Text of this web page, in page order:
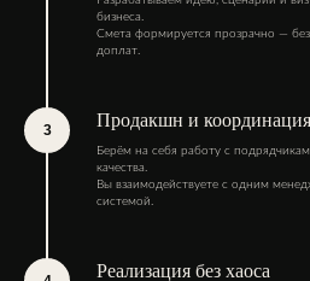
бизнеса.
Смета формируется прозрачно —
доплат.
Продакшн и координация
Берём на себя работу с
качества.
Вы взаимодействуете с одним
системой.
Реализация без хаоса